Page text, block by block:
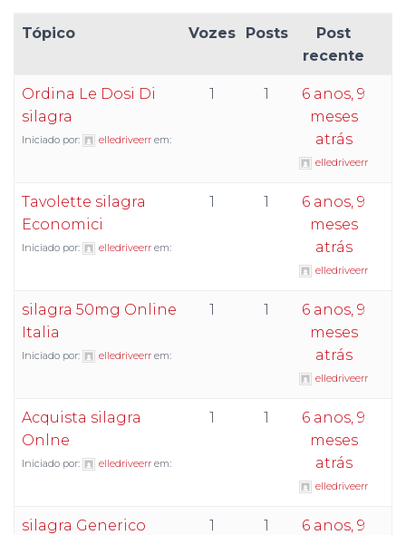
Tópico Vozes Posts
Post
recente
Ordina Le Dosi Di
silagra
Iniciado por: elledriveerr em:
1 1
6 anos, 9
meses
atrás
elledriveerr
Tavolette silagra
Economici
Iniciado por: elledriveerr em:
1 1
6 anos, 9
meses
atrás
elledriveerr
silagra 50mg Online
Italia
Iniciado por: elledriveerr em:
1 1
6 anos, 9
meses
atrás
elledriveerr
Acquista silagra
Onlne
Iniciado por: elledriveerr em:
1 1
6 anos, 9
meses
atrás
elledriveerr
silagra Generico
1 1
6 anos, 9